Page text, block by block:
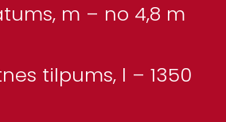
m – no 4,8 m
tilpums, l – 1350